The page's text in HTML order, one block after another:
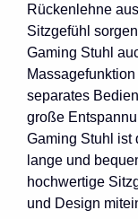
Rückenlehne
Sitzgefühl
Gaming Stuhl
separates
große
Gaming Stuhl ist
lange und
hochwertige
und Design